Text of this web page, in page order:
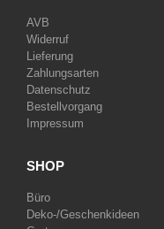
AVB
Widerruf
Lieferung
Zahlungsarten
Datenschutz
Bestellvorgang
Impressum
SHOP
Büro
Deko-/Geschenkideen